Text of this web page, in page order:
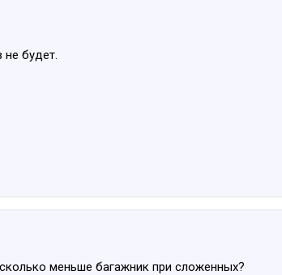
будет.
меньше багажник при сложенных?